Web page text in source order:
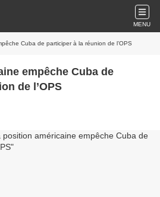
MENU
Cuba de participer à la réunion de l’OPS
empêche Cuba de
de l’OPS